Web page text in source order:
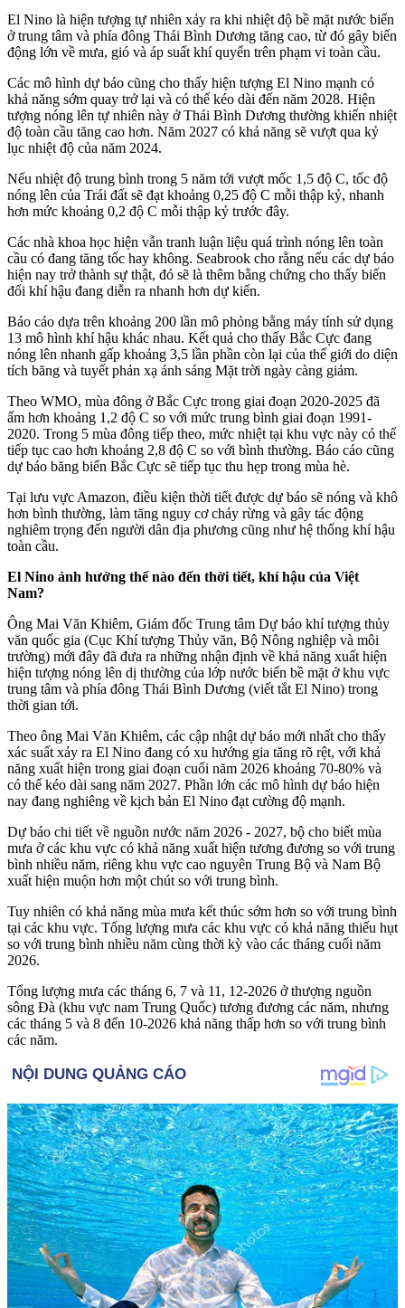
El Nino là hiện tượng tự nhiên xảy ra khi nhiệt độ bề mặt nước biển
ở trung tâm và phía đông Thái Bình Dương tăng cao, từ đó gây biến
động lớn về mưa, gió và áp suất khí quyển trên phạm vi toàn cầu.
Các mô hình dự báo cũng cho thấy hiện tượng El Nino mạnh có
khả năng sớm quay trở lại và có thể kéo dài đến năm 2028. Hiện
tượng nóng lên tự nhiên này ở Thái Bình Dương thường khiến nhiệt
độ toàn cầu tăng cao hơn. Năm 2027 có khả năng sẽ vượt qua kỷ
lục nhiệt độ của năm 2024.
Nếu nhiệt độ trung bình trong 5 năm tới vượt mốc 1,5 độ C, tốc độ
nóng lên của Trái đất sẽ đạt khoảng 0,25 độ C mỗi thập kỷ, nhanh
hơn mức khoảng 0,2 độ C mỗi thập kỷ trước đây.
Các nhà khoa học hiện vẫn tranh luận liệu quá trình nóng lên toàn
cầu có đang tăng tốc hay không. Seabrook cho rằng nếu các dự báo
hiện nay trở thành sự thật, đó sẽ là thêm bằng chứng cho thấy biến
đổi khí hậu đang diễn ra nhanh hơn dự kiến.
Báo cáo dựa trên khoảng 200 lần mô phỏng bằng máy tính sử dụng
13 mô hình khí hậu khác nhau. Kết quả cho thấy Bắc Cực đang
nóng lên nhanh gấp khoảng 3,5 lần phần còn lại của thế giới do diện
tích băng và tuyết phản xạ ánh sáng Mặt trời ngày càng giảm.
Theo WMO, mùa đông ở Bắc Cực trong giai đoạn 2020-2025 đã
ấm hơn khoảng 1,2 độ C so với mức trung bình giai đoạn 1991-
2020. Trong 5 mùa đông tiếp theo, mức nhiệt tại khu vực này có thể
tiếp tục cao hơn khoảng 2,8 độ C so với bình thường. Báo cáo cũng
dự báo băng biển Bắc Cực sẽ tiếp tục thu hẹp trong mùa hè.
Tại lưu vực Amazon, điều kiện thời tiết được dự báo sẽ nóng và khô
hơn bình thường, làm tăng nguy cơ cháy rừng và gây tác động
nghiêm trọng đến người dân địa phương cũng như hệ thống khí hậu
toàn cầu.
El Nino ảnh hưởng thế nào đến thời tiết, khí hậu của Việt
Nam?
Ông Mai Văn Khiêm, Giám đốc Trung tâm Dự báo khí tượng thủy
văn quốc gia (Cục Khí tượng Thủy văn, Bộ Nông nghiệp và môi
trường) mới đây đã đưa ra những nhận định về khả năng xuất hiện
hiện tượng nóng lên dị thường của lớp nước biển bề mặt ở khu vực
trung tâm và phía đông Thái Bình Dương (viết tắt El Nino) trong
thời gian tới.
Theo ông Mai Văn Khiêm, các cập nhật dự báo mới nhất cho thấy
xác suất xảy ra El Nino đang có xu hướng gia tăng rõ rệt, với khả
năng xuất hiện trong giai đoạn cuối năm 2026 khoảng 70-80% và
có thể kéo dài sang năm 2027. Phần lớn các mô hình dự báo hiện
nay đang nghiêng về kịch bản El Nino đạt cường độ mạnh.
Dự báo chi tiết về nguồn nước năm 2026 - 2027, bộ cho biết mùa
mưa ở các khu vực có khả năng xuất hiện tương đương so với trung
bình nhiều năm, riêng khu vực cao nguyên Trung Bộ và Nam Bộ
xuất hiện muộn hơn một chút so với trung bình.
Tuy nhiên có khả năng mùa mưa kết thúc sớm hơn so với trung bình
tại các khu vực. Tổng lượng mưa các khu vực có khả năng thiếu hụt
so với trung bình nhiều năm cùng thời kỳ vào các tháng cuối năm
2026.
Tổng lượng mưa các tháng 6, 7 và 11, 12-2026 ở thượng nguồn
sông Đà (khu vực nam Trung Quốc) tương đương các năm, nhưng
các tháng 5 và 8 đến 10-2026 khả năng thấp hơn so với trung bình
các năm.